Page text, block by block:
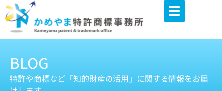
内
容
BLOG
特許や商標など「知的財産の活用」に関する情報をお届